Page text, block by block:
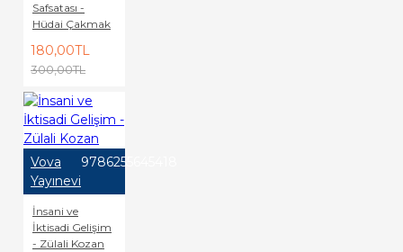
Safsatası -
Hüdai Çakmak
180,00TL
300,00TL
Vova
Yayınevi
9786255645418
İnsani ve
İktisadi Gelişim
- Zülali Kozan